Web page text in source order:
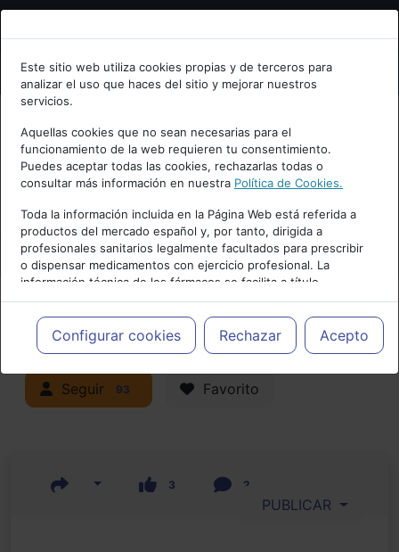
Bienvenid@ a psiquiatria.com
Escribe tu Email
Accede o regístrate con tu email.
Cancelar
Este sitio web utiliza cookies propias y de terceros para
analizar el uso que haces del sitio y mejorar nuestros
servicios.
Aquellas cookies que no sean necesarias para el
funcionamiento de la web requieren tu consentimiento.
Puedes aceptar todas las cookies, rechazarlas todas o
consultar más información en nuestra Política de Cookies.
Toda la información incluida en la Página Web está referida a
productos del mercado español y, por tanto, dirigida a
profesionales sanitarios legalmente facultados para prescribir
o dispensar medicamentos con ejercicio profesional. La
información técnica de los fármacos se facilita a título
meramente informativo, siendo responsabilidad de los
profesionales facultados prescribir medicamentos y decidir, en
cada caso concreto, el tratamiento más adecuado a las
necesidades del paciente.
Configurar cookies Rechazar Acepto
Actualidad y Artículos|Trastornos
neurocognitivos (demencias)
Seguir 93 Favorito
3 2
PUBLICAR